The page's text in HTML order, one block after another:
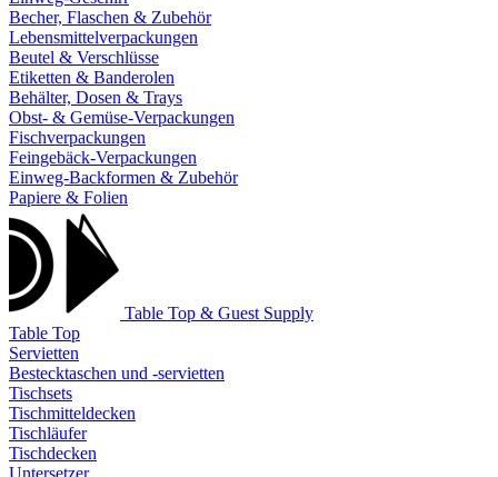
Becher, Flaschen & Zubehör
Lebensmittelverpackungen
Beutel & Verschlüsse
Etiketten & Banderolen
Behälter, Dosen & Trays
Obst- & Gemüse-Verpackungen
Fischverpackungen
Feingebäck-Verpackungen
Einweg-Backformen & Zubehör
Papiere & Folien
Table Top & Guest Supply
Table Top
Servietten
Bestecktaschen und -servietten
Tischsets
Tischmitteldecken
Tischläufer
Tischdecken